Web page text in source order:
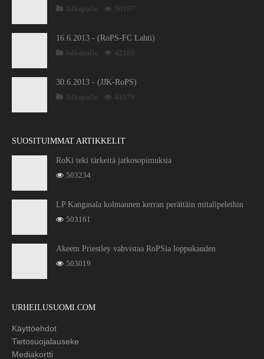
Jalkapallo
50197
16.6.2013 - (RoPS-FC Lahti)
Jalkapallo
42180
30.6.2013 - (JJK-RoPS)
Jalkapallo
41679
SUOSITUIMMAT ARTIKKELIT
RoKi teki tärkeitä jatkosopimuksia
503234
LP Kangasala kolmannen kerran perättäin mitalipeleihin
503161
Akeem Priestley vahvistaa RoPSia loppukauden
503019
URHEILUSUOMI.COM
Käyttöehdot
Tietosuojalauseke
Mediakortti